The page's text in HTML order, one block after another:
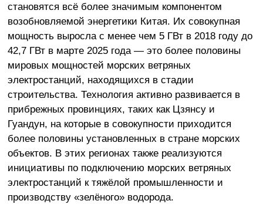
становятся всё более значимым компонентом
возобновляемой энергетики Китая. Их совокупная
мощность выросла с менее чем 5 ГВт в 2018 году до
42,7 ГВт в марте 2025 года — это более половины
мировых мощностей морских ветряных
электростанций, находящихся в стадии
строительства. Технология активно развивается в
прибрежных провинциях, таких как Цзянсу и
Гуандун, на которые в совокупности приходится
более половины установленных в стране морских
объектов. В этих регионах также реализуются
инициативы по подключению морских ветряных
электростанций к тяжёлой промышленности и
производству «зелёного» водорода.